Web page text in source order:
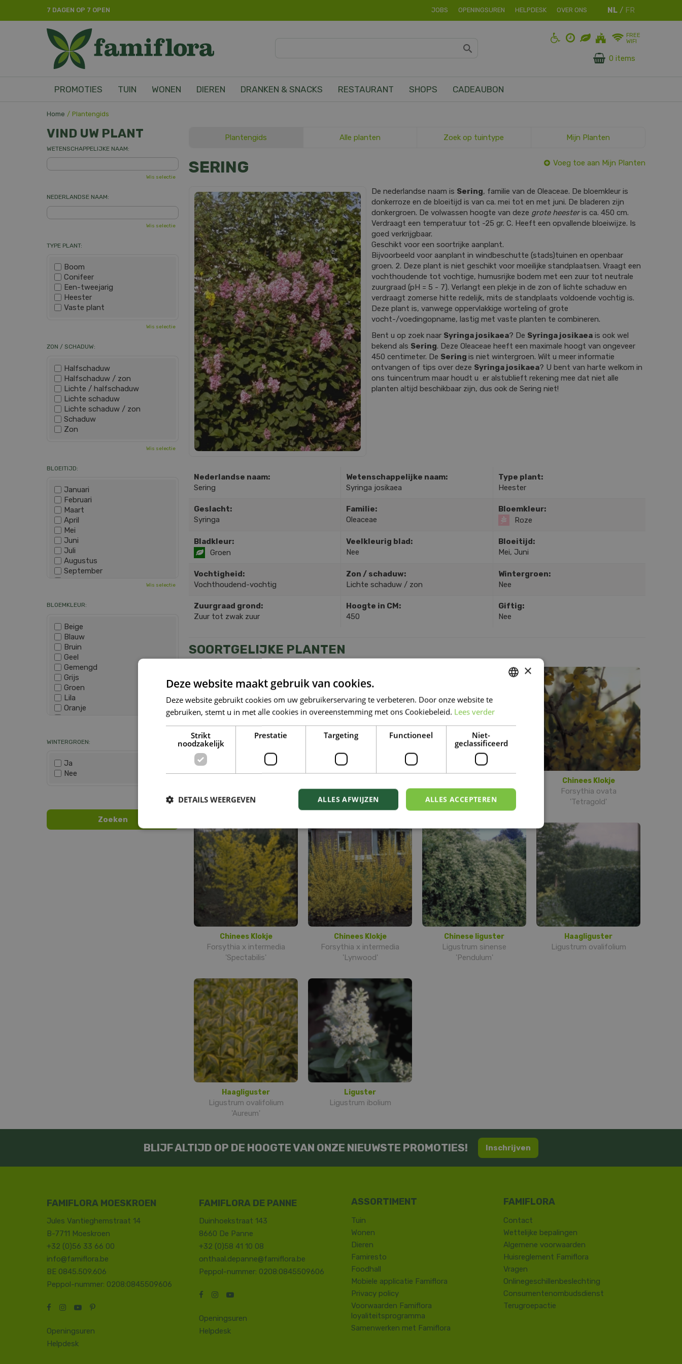
Home Plantengids
7 DAGEN OP 7 OPEN JOBS OPENINGSUREN HELPDESK OVER ONS
FREE
WIFI
0 items
PROMOTIES TUIN WONEN DIEREN DRANKEN & SNACKS RESTAURANT SHOPS CADEAUBON
Plantengids Alle planten Zoek op tuintype Mijn Planten
SERING Voeg toe aan Mijn Planten
De nederlandse naam is Sering, familie van de Oleaceae. De bloemkleur is
donkerroze en de bloeitijd is van ca. mei tot en met juni. De bladeren zijn
donkergroen. De volwassen hoogte van deze grote heesteris ca. 450 cm.
Verdraagt een temperatuur tot -25 gr. C. Heeft een opvallende bloeiwijze. Is
goed verkrijgbaar.
Geschikt voor een soortrijke aanplant.
Bijvoorbeeld voor aanplant in windbeschutte (stads)tuinen en openbaar
groen. 2. Deze plant is niet geschikt voor moeilijke standplaatsen. Vraagt een
vochthoudende tot vochtige, humusrijke bodem met een zuur tot neutrale
zuurgraad (pH = 5 - 7). Verlangt een plekje in de zon of lichte schaduw en
verdraagt zomerse hitte redelijk, mits de standplaats voldoende vochtig is.
Deze plant is, vanwege oppervlakkige worteling of grote
vocht-/voedingopname, lastig met vaste planten te combineren.
Bent u op zoek naar Syringa josikaea? De Syringa josikaea is ook wel
bekend als Sering. Deze Oleaceae heeft een maximale hoogt van ongeveer
450 centimeter. De Sering is niet wintergroen. Wilt u meer informatie
ontvangen of tips over deze Syringa josikaea? U bent van harte welkom in
ons tuincentrum maar houdt u er alstublieft rekening mee dat niet alle
planten altijd beschikbaar zijn, dus ook de Sering niet!
Nederlandse naam:
Sering
Wetenschappelijke naam:
Syringa josikaea
Type plant:
Heester
Geslacht:
Syringa
Familie:
Oleaceae
Bloemkleur:
Roze
Bladkleur:
Groen
Veelkleurig blad:
Nee
Bloeitijd:
Mei, Juni
Vochtigheid:
Vochthoudend-vochtig
Zon / schaduw:
Lichte schaduw / zon
Wintergroen:
Nee
Zuurgraad grond:
Zuur tot zwak zuur
Hoogte in CM:
450
Giftig:
Nee
SOORTGELIJKE PLANTEN
Syringa reflexa Syringa meyeri 'Palibin'
Chinees Klokje
Forsythia ovata
'Tetragold'
Chinees Klokje
Forsythia x intermedia
'Spectabilis'
Chinees Klokje
Forsythia x intermedia
'Lynwood'
Chinese liguster
Ligustrum sinense
'Pendulum'
Haagliguster
Ligustrum ovalifolium
Haagliguster
Ligustrum ovalifolium
'Aureum'
Liguster
Ligustrum ibolium
VIND UW PLANT
WETENSCHAPPELIJKE NAAM:
Wis selectie
NEDERLANDSE NAAM:
Wis selectie
TYPE PLANT:
Boom
Conifeer
Een-tweejarig
Heester
Vaste plant
Wis selectie
ZON / SCHADUW:
Halfschaduw
Halfschaduw / zon
Lichte / halfschaduw
Lichte schaduw
Lichte schaduw / zon
Schaduw
Zon
Wis selectie
BLOEITIJD:
Januari
Februari
Maart
April
Mei
Juni
Juli
Augustus
September
December
Wis selectie
BLOEMKLEUR:
Beige
Blauw
Bruin
Geel
Gemengd
Grijs
Groen
Lila
Oranje
Roze
Zwart
WINTERGROEN:
Ja
Nee
BLIJF ALTIJD OP DE HOOGTE VAN ONZE NIEUWSTE PROMOTIES! Inschrijven
FAMIFLORA MOESKROEN
Jules Vantieghemstraat 14
B-7711 Moeskroen
+32 (0)56 33 66 00
info@famiflora.be
BE 0845.509.606
Peppol-nummer: 0208:0845509606
Openingsuren
Helpdesk
FAMIFLORA DE PANNE
Duinhoekstraat 143
8660 De Panne
+32 (0)58 41 10 08
onthaal.depanne@famiflora.be
Peppol-nummer: 0208:0845509606
Openingsuren
Helpdesk
Tuin
Wonen
Dieren
Famiresto
Foodhall
Mobiele applicatie Famiflora
Privacy policy
Voorwaarden Famiflora
loyaliteitsprogramma
Samenwerken met Famiflora
Contact
​Wettelijke bepalingen
Algemene voorwaarden
Huisreglement Famiflora
Vragen
Onlinegeschillenbeslechting
Consumentenombudsdienst
Terugroepactie
×
Deze website maakt gebruik van cookies.
Deze website gebruikt cookies om uw gebruikerservaring te verbeteren. Door onze website te
gebruiken, stemt u in met alle cookies in overeenstemming met ons Cookiebeleid. Lees verder
Strikt
noodzakelijk
Prestatie Targeting Functioneel
Niet-
geclassificeerd
ALLES ACCEPTEREN
ALLES AFWIJZEN
DETAILS WEERGEVEN